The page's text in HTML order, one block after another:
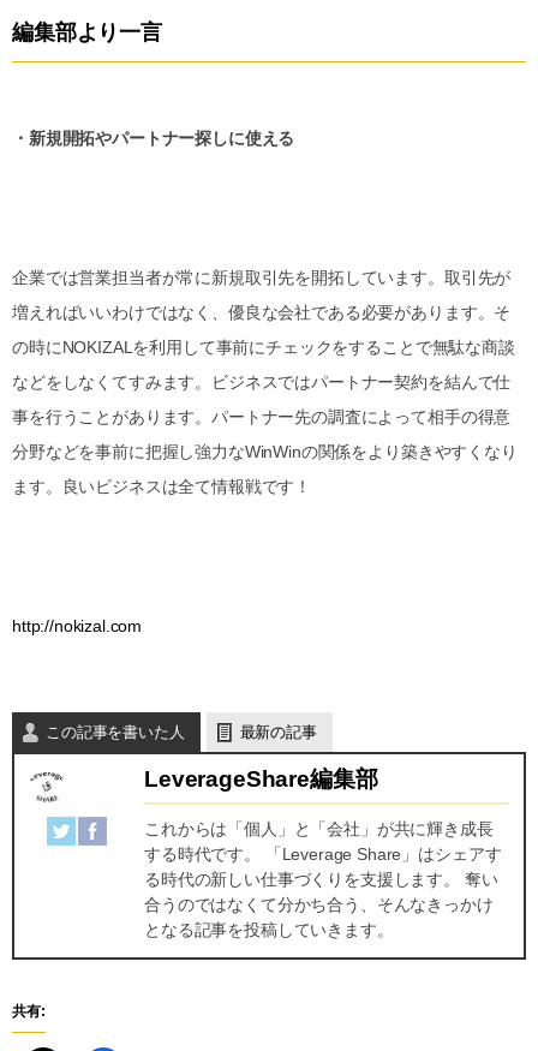
編集部より一言
・新規開拓やパートナー探しに使える
企業では営業担当者が常に新規取引先を開拓しています。取引先が
増えればいいわけではなく、優良な会社である必要があります。そ
の時にNOKIZALを利用して事前にチェックをすることで無駄な商談
などをしなくてすみます。ビジネスではパートナー契約を結んで仕
事を行うことがあります。パートナー先の調査によって相手の得意
分野などを事前に把握し強力なWinWinの関係をより築きやすくなり
ます。良いビジネスは全て情報戦です！
http://nokizal.com
この記事を書いた人 最新の記事
LeverageShare編集部
これからは「個人」と「会社」が共に輝き成長
する時代です。 「Leverage Share」はシェアす
る時代の新しい仕事づくりを支援します。 奪い
合うのではなくて分かち合う、そんなきっかけ
となる記事を投稿していきます。
共有: